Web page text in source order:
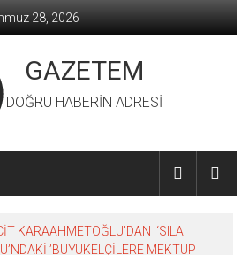
28, 2026
GAZETEM
DOĞRU HABERİN ADRESİ
KARAAHMETOĞLU’DAN ‘SILA
’BÜYÜKELÇİLERE MEKTUP